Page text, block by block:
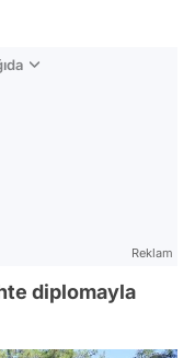
Reklam
diplomayla